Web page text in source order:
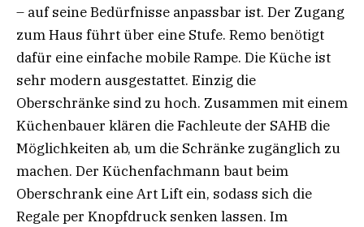
– auf seine Bedürfnisse anpassbar ist. Der Zugang
zum Haus führt über eine Stufe. Remo benötigt
dafür eine einfache mobile Rampe. Die Küche ist
sehr modern ausgestattet. Einzig die
Oberschränke sind zu hoch. Zusammen mit einem
Küchenbauer klären die Fachleute der SAHB die
Möglichkeiten ab, um die Schränke zugänglich zu
machen. Der Küchenfachmann baut beim
Oberschrank eine Art Lift ein, sodass sich die
Regale per Knopfdruck senken lassen. Im